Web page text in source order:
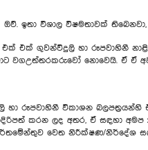
විශාල විෂමතාවක් තිබෙනවා,
හා රූපවාහිනී නාළිකා
වගඋත්තරකරුවෝ නොවෙයි. ඒ ඒ
හා රූපවාහිනී විකාශන
කරන ලද අතර, ඒ සඳහා අමප
වෙත නිරීක්ෂණ/නිර්දේශ